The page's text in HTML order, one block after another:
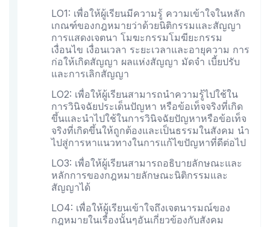
LO1: เพื่อให้ผู้เรียนมีความรู้ ความเข้าใจในหลัก
เกณฑ์ของกฎหมายว่าด้วยนิติกรรมและสัญญา
การแสดงเจตนา โมฆะกรรมโมฆียะกรรม
เงื่อนไข เงื่อนเวลา ระยะเวลาและอายุความ การ
ก่อให้เกิดสัญญา ผลแห่งสัญญา มัดจำ เบี้ยปรับ
และการเลิกสัญญา
LO2: เพื่อให้ผู้เรียนสามารถนำความรู้ไปใช้ใน
การวินิจฉัยประเด็นปัญหา หรือข้อเท็จจริงที่เกิด
ขึ้นและนำไปใช้ในการวินิจฉัยปัญหาหรือข้อเท็จ
จริงที่เกิดขึ้นให้ถูกต้องและเป็นธรรมในสังคม นำ
ไปสู่การหาแนวทางในการแก้ไขปัญหาที่ดีต่อไป
LO3: เพื่อให้ผู้เรียนสามารถอธิบายลักษณะและ
หลักการของกฎหมายลักษณะนิติกรรมและ
สัญญาได้
LO4: เพื่อให้ผู้เรียนเข้าใจถึงเจตนารมณ์ของ
กฎหมายในเรื่องนั้นๆอันเกี่ยวข้องกับสังคม